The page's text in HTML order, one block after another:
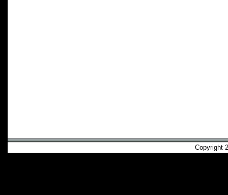
Copyright